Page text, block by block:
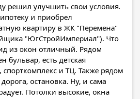
решил улучшить свои условия.
и приобрел
квартиру в ЖК "Перемена"
"ЮгСтройИмпериал"). Что
из окон отличный. Рядом
бульвар, есть детская
и ТЦ. Также рядом
дорога, остановка. Ну, и сама
Потолки высокие, окна